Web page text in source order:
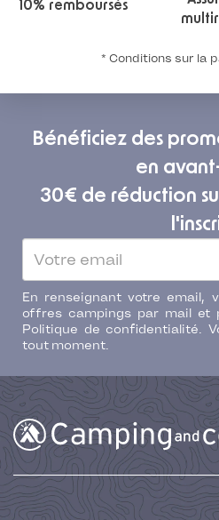
10% remboursés
* Conditions sur la
Bénéficiez des
en
30€ de réduction
En renseignant votre email,
offres campings par mail et
Politique de confidentialité.
tout moment.